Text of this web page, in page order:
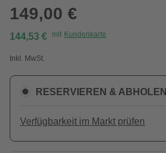
149,00 €
144,53 € mit Kundenkarte
Inkl. MwSt.
RESERVIEREN & ABHOLEN
Verfügbarkeit im Markt prüfen